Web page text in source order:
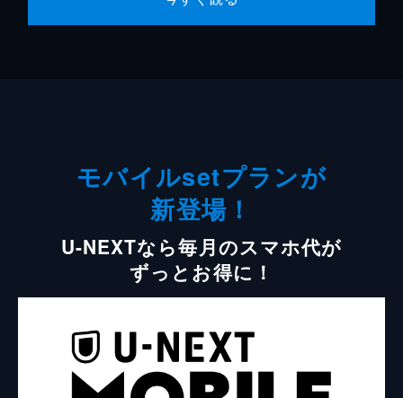
モバイルsetプランが
新登場！
U-NEXTなら毎月のスマホ代が
ずっとお得に！